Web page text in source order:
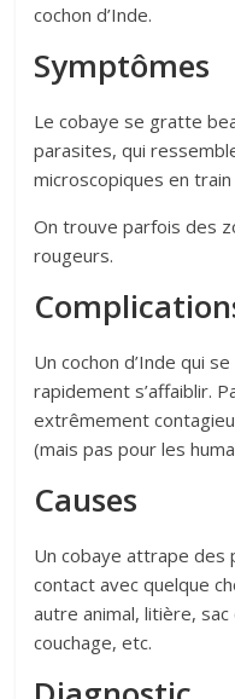
cochon d’Inde.
Symptômes
Le cobaye se gratte
parasites, qui
microscopiques en
On trouve parfois des
rougeurs.
Un cochon d’Inde qui
rapidement s’affaiblir.
extrêmement
(mais pas pour les
Causes
Un cobaye attrape des
contact avec quelque
autre animal, litière,
couchage, etc.